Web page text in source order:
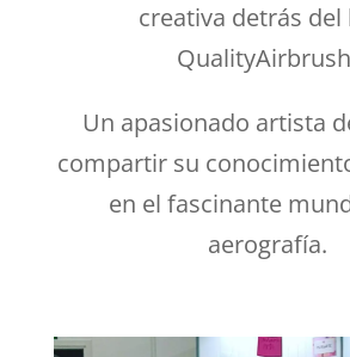
creativa detrás del
Un apasionado artista
compartir su
en el fascinante
aerografía.